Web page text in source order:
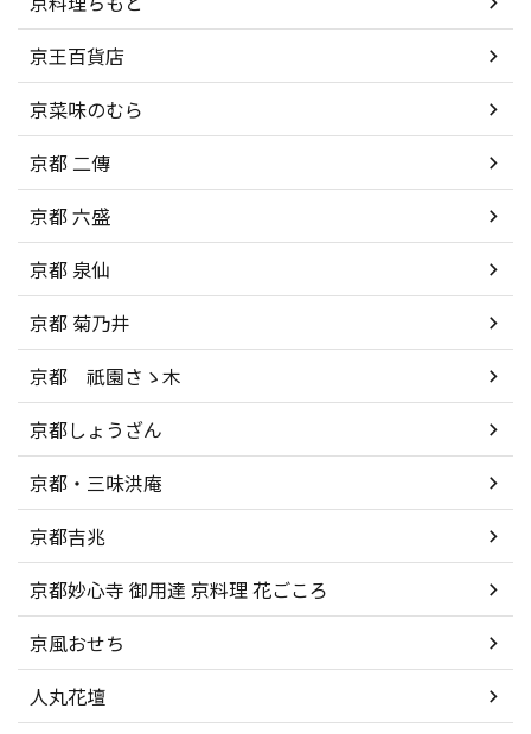
京王百貨店
京菜味のむら
京都 二傳
京都 六盛
京都 泉仙
京都 菊乃井
京都 祇園さゝ木
京都しょうざん
京都・三味洪庵
京都吉兆
京都妙心寺 御用達 京料理 花ごころ
京風おせち
人丸花壇